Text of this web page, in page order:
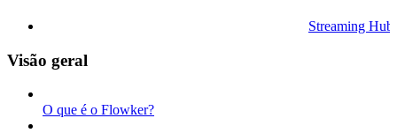
Streaming Hub
Visão geral
O que é o Flowker?